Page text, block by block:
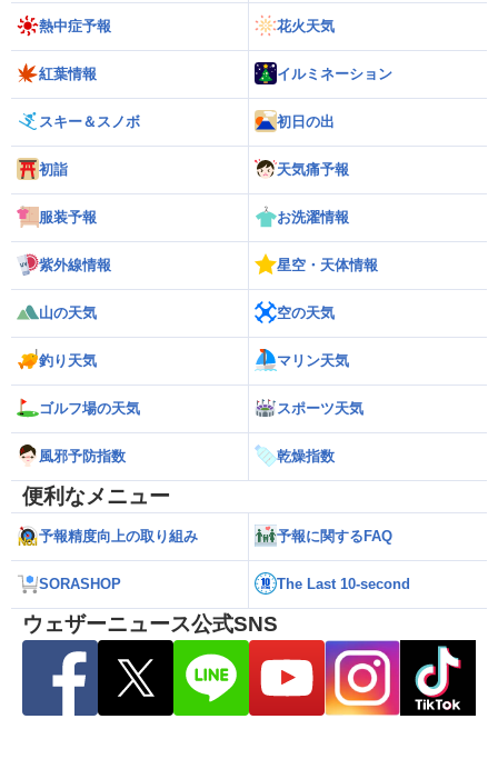
熱中症予報 花火天気
紅葉情報 イルミネーション
スキー＆スノボ 初日の出
初詣 天気痛予報
服装予報 お洗濯情報
紫外線情報 星空・天体情報
山の天気 空の天気
釣り天気 マリン天気
ゴルフ場の天気 スポーツ天気
風邪予防指数 乾燥指数
便利なメニュー
予報精度向上の取り組み 予報に関するFAQ
SORASHOP The Last 10-second
ウェザーニュース公式SNS